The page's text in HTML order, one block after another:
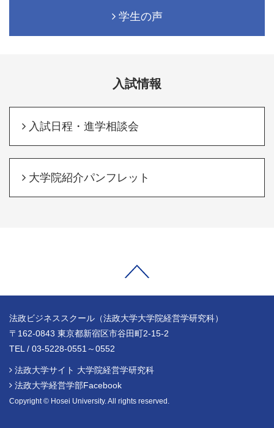
学生の声
入試情報
入試日程・進学相談会
大学院紹介パンフレット
法政ビジネススクール（法政大学大学院経営学研究科）
〒162-0843 東京都新宿区市谷田町2-15-2
TEL / 03-5228-0551～0552
法政大学サイト 大学院経営学研究科
法政大学経営学部Facebook
Copyright © Hosei University. All rights reserved.